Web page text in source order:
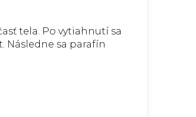
tela. Po vytiahnutí sa
Následne sa parafín